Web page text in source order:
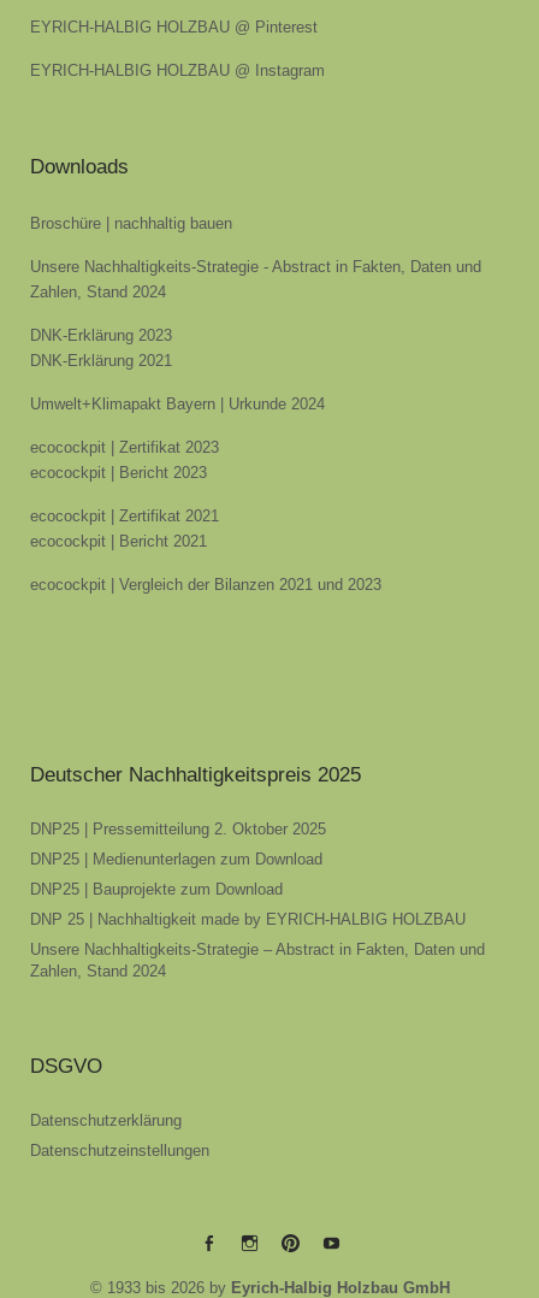
EYRICH-HALBIG HOLZBAU @ Pinterest
EYRICH-HALBIG HOLZBAU @ Instagram
Downloads
Broschüre | nachhaltig bauen
Unsere Nachhaltigkeits-Strategie - Abstract in Fakten, Daten und
Zahlen, Stand 2024
DNK-Erklärung 2023
DNK-Erklärung 2021
Umwelt+Klimapakt Bayern | Urkunde 2024
ecocockpit | Zertifikat 2023
ecocockpit | Bericht 2023
ecocockpit | Zertifikat 2021
ecocockpit | Bericht 2021
ecocockpit | Vergleich der Bilanzen 2021 und 2023
Deutscher Nachhaltigkeitspreis 2025
DNP25 | Pressemitteilung 2. Oktober 2025
DNP25 | Medienunterlagen zum Download
DNP25 | Bauprojekte zum Download
DNP 25 | Nachhaltigkeit made by EYRICH-HALBIG HOLZBAU
Unsere Nachhaltigkeits-Strategie – Abstract in Fakten, Daten und
Zahlen, Stand 2024
DSGVO
Datenschutzerklärung
Datenschutzeinstellungen
EYRICH-EYRICH-EYRICH-EYRICH-
© 1933 bis 2026 by Eyrich-Halbig Holzbau GmbH